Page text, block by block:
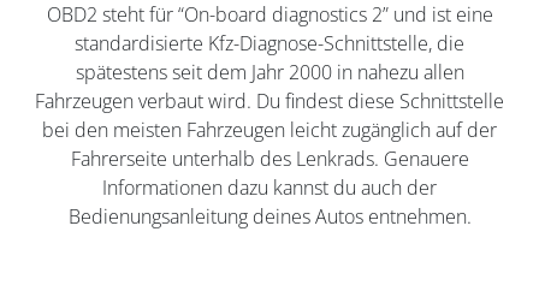
OBD2 steht für “On-board diagnostics 2” und ist eine
standardisierte Kfz-Diagnose-Schnittstelle, die
spätestens seit dem Jahr 2000 in nahezu allen
Fahrzeugen verbaut wird. Du findest diese Schnittstelle
bei den meisten Fahrzeugen leicht zugänglich auf der
Fahrerseite unterhalb des Lenkrads. Genauere
Informationen dazu kannst du auch der
Bedienungsanleitung deines Autos entnehmen.